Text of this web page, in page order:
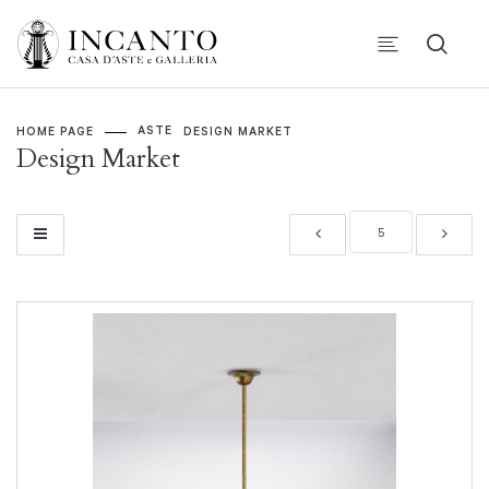
HOME PAGE ASTE DESIGN MARKET
Design Market